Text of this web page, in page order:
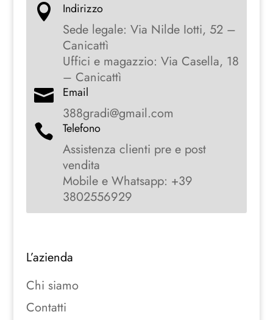
 Indirizzo
Sede legale: Via Nilde Iotti, 52 –
Canicattì
Uffici e magazzio: Via Casella, 18
– Canicattì
 Email
388gradi@gmail.com
 Telefono
Assistenza clienti pre e post
vendita
Mobile e Whatsapp: +39
3802556929
L’azienda
Chi siamo
Contatti